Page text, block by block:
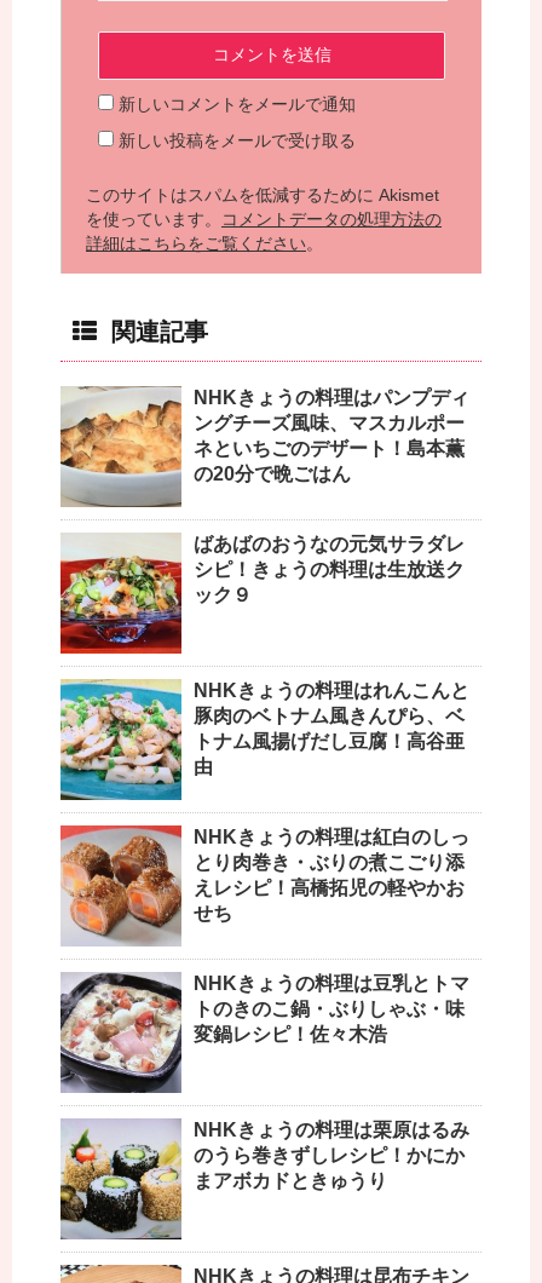
新しいコメントをメールで通知
新しい投稿をメールで受け取る
このサイトはスパムを低減するために Akismet
を使っています。
コメントデータの処理方法の
詳細はこちらをご覧ください。
関連記事
NHKきょうの料理はパンプディ
ングチーズ風味、マスカルポー
ネといちごのデザート！島本薫
の20分で晩ごはん
ばあばのおうなの元気サラダレ
シピ！きょうの料理は生放送ク
ック９
NHKきょうの料理はれんこんと
豚肉のベトナム風きんぴら、ベ
トナム風揚げだし豆腐！高谷亜
由
NHKきょうの料理は紅白のしっ
とり肉巻き・ぶりの煮こごり添
えレシピ！高橋拓児の軽やかお
せち
NHKきょうの料理は豆乳とトマ
トのきのこ鍋・ぶりしゃぶ・味
変鍋レシピ！佐々木浩
NHKきょうの料理は栗原はるみ
のうら巻きずしレシピ！かにか
まアボカドときゅうり
NHKきょうの料理は昆布チキン